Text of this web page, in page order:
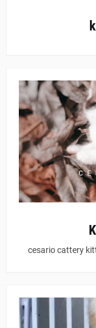
cesario cattery